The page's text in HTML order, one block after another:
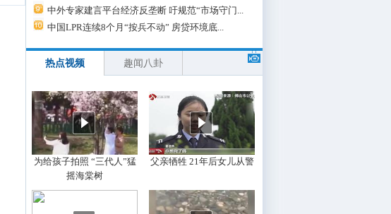
中外专家建言平台经济反垄断 吁规范“市场守门...
中国LPR连续8个月“按兵不动” 房贷环境底...
热点视频 趣闻八卦
为给孩子拍照 “三代人”猛
摇海棠树
父亲牺牲 21年后女儿从警